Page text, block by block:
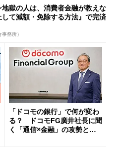
地獄の人は、消費者金融が教えな
して減額・免除する方法』で完済
務所）
「ドコモの銀行」で何が変わ
る？ ドコモFG廣井社長に聞
く「通信×金融」の攻勢とグ